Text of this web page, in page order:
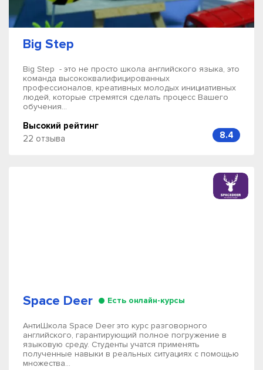
Big Step
Big Step - это не просто школа английского языка, это
команда высококвалифицированных
профессионалов, креативных молодых инициативных
людей, которые стремятся сделать процесс Вашего
обучения...
Высокий рейтинг
22 отзыва
8.4
Space Deer Есть онлайн-курсы
АнтиШкола Space Deer это курс разговорного
английского, гарантирующий полное погружение в
языковую среду. Студенты учатся применять
полученные навыки в реальных ситуациях с помощью
множества...